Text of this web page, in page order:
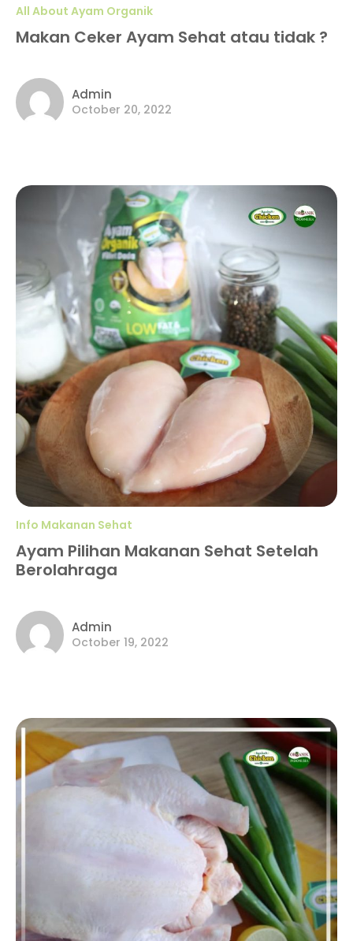
All About Ayam Organik
Makan Ceker Ayam Sehat atau tidak ?
Admin
October 20, 2022
Info Makanan Sehat
Ayam Pilihan Makanan Sehat Setelah
Berolahraga
Admin
October 19, 2022